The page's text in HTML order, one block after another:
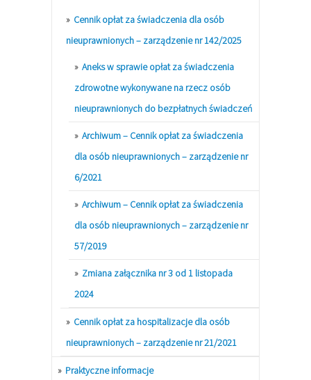
Cennik opłat za świadczenia dla osób
nieuprawnionych – zarządzenie nr 142/2025
Aneks w sprawie opłat za świadczenia
zdrowotne wykonywane na rzecz osób
nieuprawnionych do bezpłatnych świadczeń
Archiwum – Cennik opłat za świadczenia
dla osób nieuprawnionych – zarządzenie nr
6/2021
Archiwum – Cennik opłat za świadczenia
dla osób nieuprawnionych – zarządzenie nr
57/2019
Zmiana załącznika nr 3 od 1 listopada
2024
Cennik opłat za hospitalizacje dla osób
nieuprawnionych – zarządzenie nr 21/2021
Praktyczne informacje